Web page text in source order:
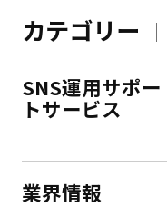
カテゴリー
SNS運用サポー
トサービス
業界情報